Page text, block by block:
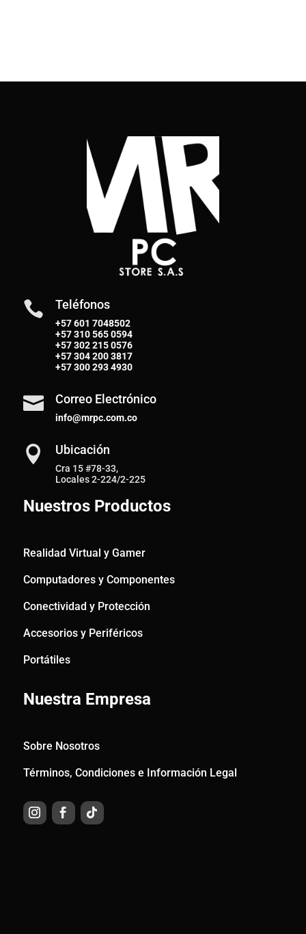
 Teléfonos
+57 601 7048502
+57310 565 0594
+57302 215 0576
+57304 200 3817
+57300 293 4930
 Correo Electrónico
info@mrpc.com.co
 Ubicación
Cra 15 #78-33,
Locales 2-224/2-225
Nuestros Productos
Realidad Virtual y Gamer
Computadores y Componentes
Conectividad y Protección
Accesorios y Periféricos
Portátiles
Nuestra Empresa
Sobre Nosotros
Términos, Condiciones e Información Legal